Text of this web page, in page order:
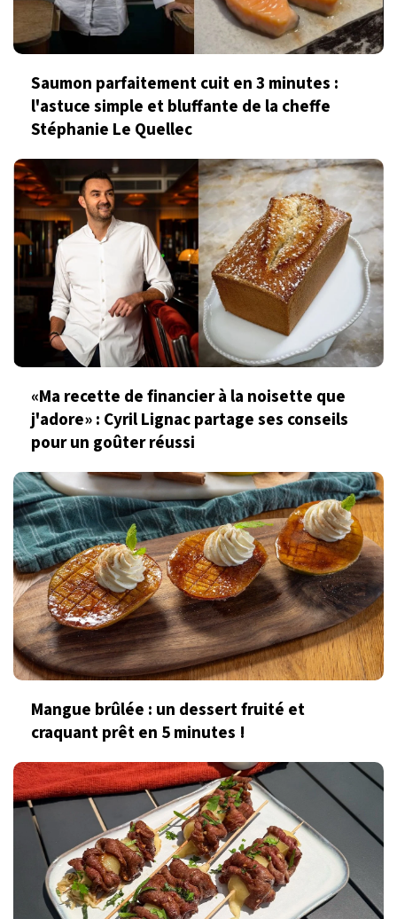
Saumon parfaitement cuit en 3 minutes :
l'astuce simple et bluffante de la cheffe
Stéphanie Le Quellec
«Ma recette de financier à la noisette que
j'adore» : Cyril Lignac partage ses conseils
pour un goûter réussi
Mangue brûlée : un dessert fruité et
craquant prêt en 5 minutes !